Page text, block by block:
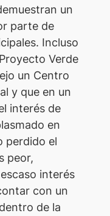
un
parte de
Incluso
Verde
un Centro
y que en un
interés de
en
perdido el
peor,
interés
con un
de la